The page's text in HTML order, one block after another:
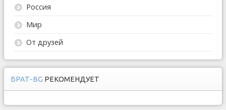
Россия
Мир
От друзей
БРАТ-BG РЕКОМЕНДУЕТ